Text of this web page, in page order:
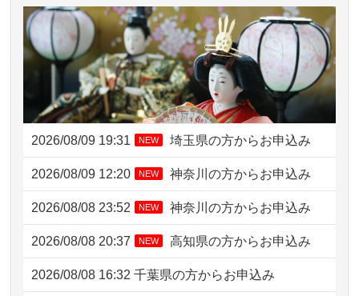
2026/08/09 19:31 NEW 埼玉県の方からお申込み
2026/08/09 12:20 NEW 神奈川の方からお申込み
2026/08/08 23:52 NEW 神奈川の方からお申込み
2026/08/08 20:37 NEW 高知県の方からお申込み
2026/08/08 16:32 千葉県の方からお申込み